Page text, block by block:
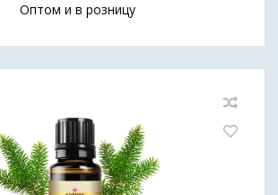
Оптом и в розницу